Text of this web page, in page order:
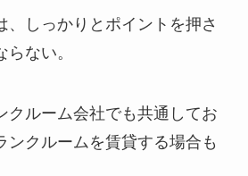
、しっかりとポイントを押さ
ない。
クルーム会社でも共通してお
ンクルームを賃貸する場合も